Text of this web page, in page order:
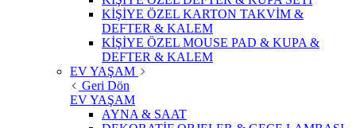
KİŞİYE ÖZEL KARTON TAKVİM &
DEFTER & KALEM
KİŞİYE ÖZEL MOUSE PAD & KUPA &
DEFTER & KALEM
EV YAŞAM
Geri Dön
EV YAŞAM
AYNA & SAAT